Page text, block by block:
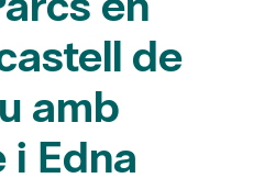
amb
i Edna